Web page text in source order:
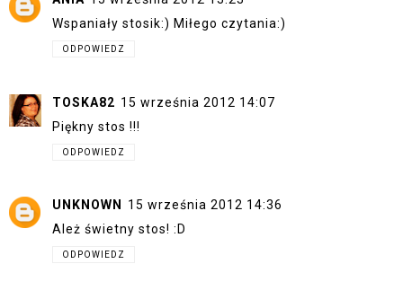
Wspaniały stosik:) Miłego czytania:)
ODPOWIEDZ
TOSKA82 15 września 2012 14:07
Piękny stos !!!
ODPOWIEDZ
UNKNOWN
15 września 2012 14:36
Ależ świetny stos! :D
ODPOWIEDZ